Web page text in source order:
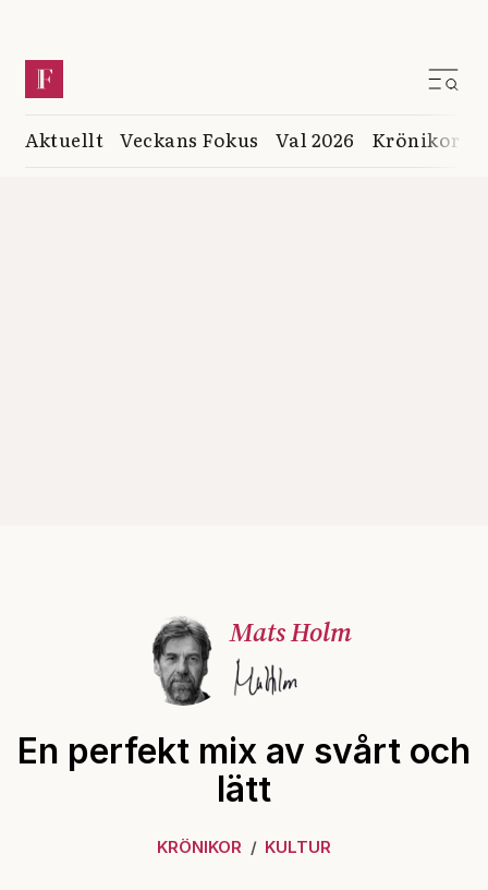
Aktuellt Veckans Fokus Val 2026 Krönikor
Mats Holm
En perfekt mix av svårt och
lätt
KRÖNIKOR KULTUR